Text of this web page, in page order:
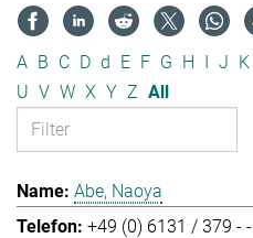
A B C D d E F G H I J K
U V W X Y Z All
Abe, Naoya
+49 (0) 6131 / 379 - -